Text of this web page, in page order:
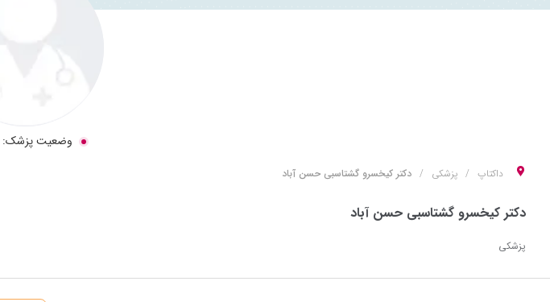
وضعیت پزشک:
داکتاپ پزشکی دکتر کیخسرو گشتاسبی حسن آباد
دکتر کیخسرو گشتاسبی حسن آباد
پزشکی